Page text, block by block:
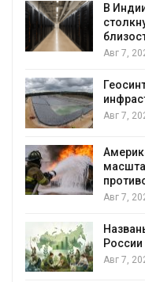
В
Авг 7,
Авг 7,
Авг 7,
России
Авг 7,